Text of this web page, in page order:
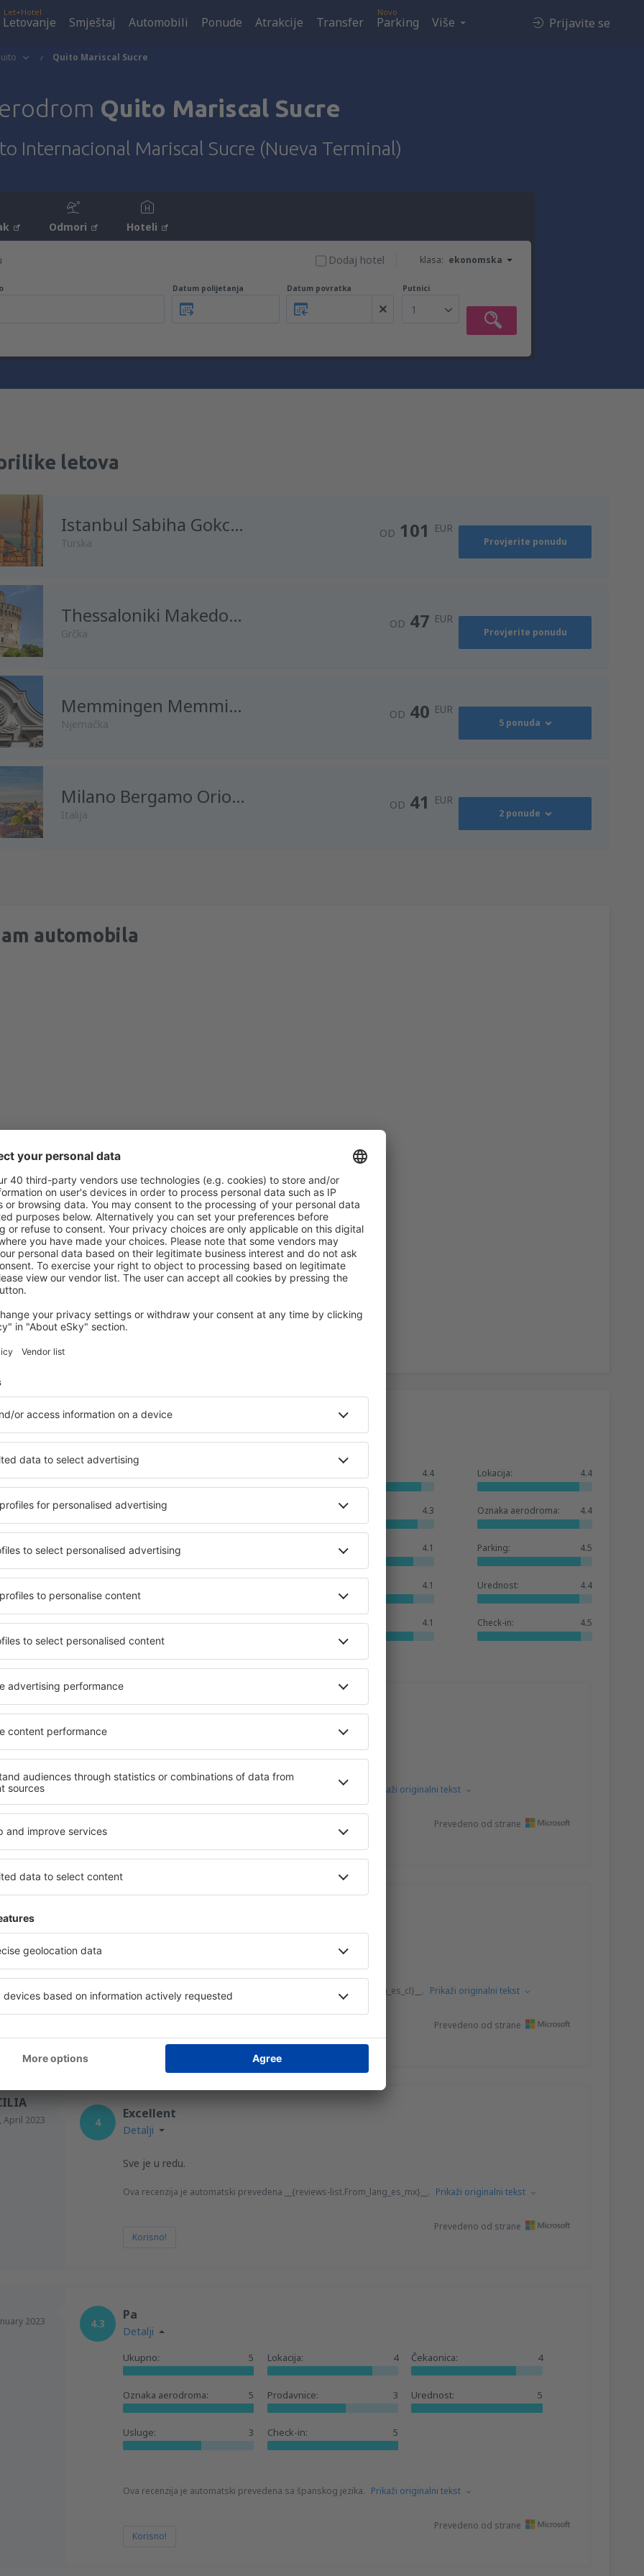
Let+Hotel
Letovanje Smještaj Automobili Ponude Atrakcije Transfer
Novo
Parking Više Prijavite se
Quito Mariscal Sucre
Quito Mariscal Sucre
Internacional Mariscal Sucre (Nueva Terminal)
Odmori Hoteli
klasa: ekonomska
Dodaj hotel
Datum polijetanja Datum povratka Putnici
1
letova
Istanbul Sabiha Gokcen
Turska
OD 101 EUR
Provjerite ponudu
Thessaloniki Makedonia
Grčka
OD 47 EUR
Provjerite ponudu
Memmingen Memmingen
Njemačka
OD 40 EUR
5 ponuda
od Banja Luka, Banja Luka Airport
Milano Bergamo Orio al Serio
Italija
OD 41 EUR
2 ponude
automobila
Quito Mariscal Sucre 4.4 Lokacija: 4.4
Čekaonica: 4.3 Oznaka aerodroma: 4.4
Prodavnice: 4.1 Parking: 4.5
4.1 Urednost: 4.4
Usluge: 4.1 Check-in: 4.5
4.3
Excellent
Odlično
Ova recenzija je automatski prevedena sa španskog jezika. Prikaži originalni tekst
Prevedeno od strane
2024
Ova recenzija je automatski prevedena __{reviews-list.From_lang_es_cl}__. Prikaži originalni tekst
Korisno!
Prevedeno od strane
April 2023 4
Excellent
Detalji
Sve je u redu.
Ova recenzija je automatski prevedena __{reviews-list.From_lang_es_mx}__. Prikaži originalni tekst
Korisno!
Prevedeno od strane
2023 4.3
Pa
Detalji
Ukupno: 5 Lokacija: 4 Čekaonica: 4
Oznaka aerodroma: 5 Prodavnice: 3 Urednost: 5
Usluge: 3 Check-in: 5
Ova recenzija je automatski prevedena sa španskog jezika. Prikaži originalni tekst
Korisno!
Prevedeno od strane